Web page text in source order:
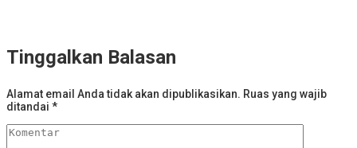
Tinggalkan Balasan
Alamat email Anda tidak akan dipublikasikan. Ruas yang wajib
ditandai *